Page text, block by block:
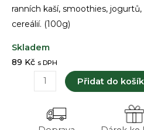
ranních kaší, smoothies,
cereálií. (100g)
89 Kč s DPH
Konopná
semínka
množství
Přidat do